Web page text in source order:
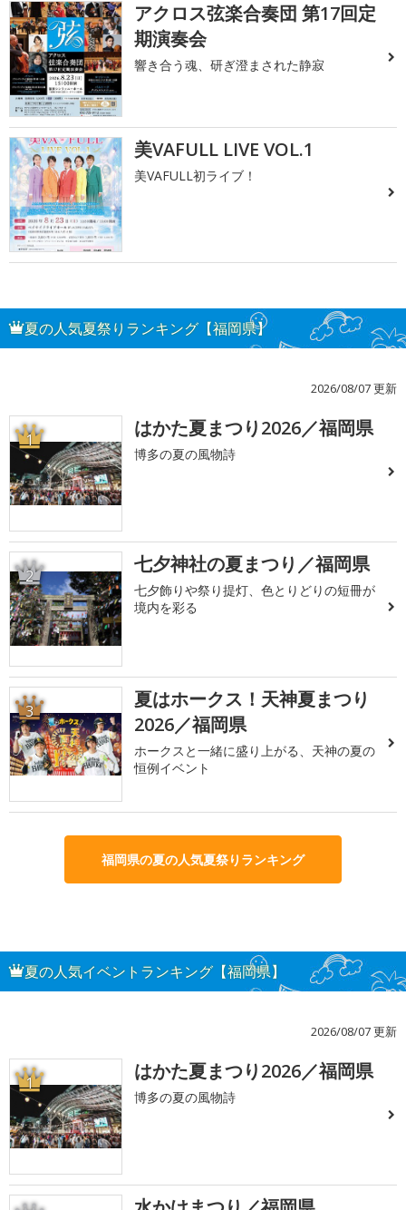
アクロス弦楽合奏団 第17回定
期演奏会
響き合う魂、研ぎ澄まされた静寂
美VAFULL LIVE VOL.1
美VAFULL初ライブ！
夏の人気夏祭りランキング【福岡県】
2026/08/07 更新
1 はかた夏まつり2026／福岡県
博多の夏の風物詩
2 七夕神社の夏まつり／福岡県
七夕飾りや祭り提灯、色とりどりの短冊が
境内を彩る
3
夏はホークス！天神夏まつり
2026／福岡県
ホークスと一緒に盛り上がる、天神の夏の
恒例イベント
福岡県の夏の人気夏祭りランキング
夏の人気イベントランキング【福岡県】
2026/08/07 更新
1 はかた夏まつり2026／福岡県
博多の夏の風物詩